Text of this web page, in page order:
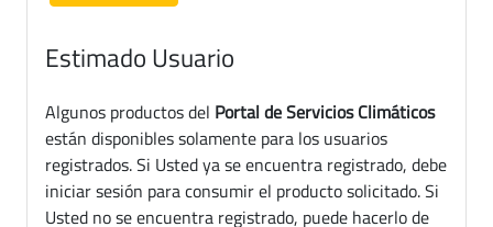
Estimado Usuario
Algunos productos del Portal de Servicios Climáticos
están disponibles solamente para los usuarios
registrados. Si Usted ya se encuentra registrado, debe
iniciar sesión para consumir el producto solicitado. Si
Usted no se encuentra registrado, puede hacerlo de